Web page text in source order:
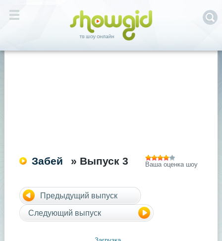
Забей » Выпуск 3 Ваша оценка шоу
Предыдущий выпуск
Следующий выпуск